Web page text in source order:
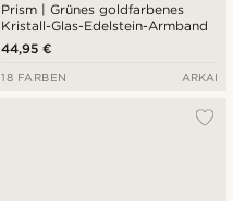
Prism | Grünes goldfarbenes
Kristall-Glas-Edelstein-Armband
44,95 €
18 FARBEN ARKAI